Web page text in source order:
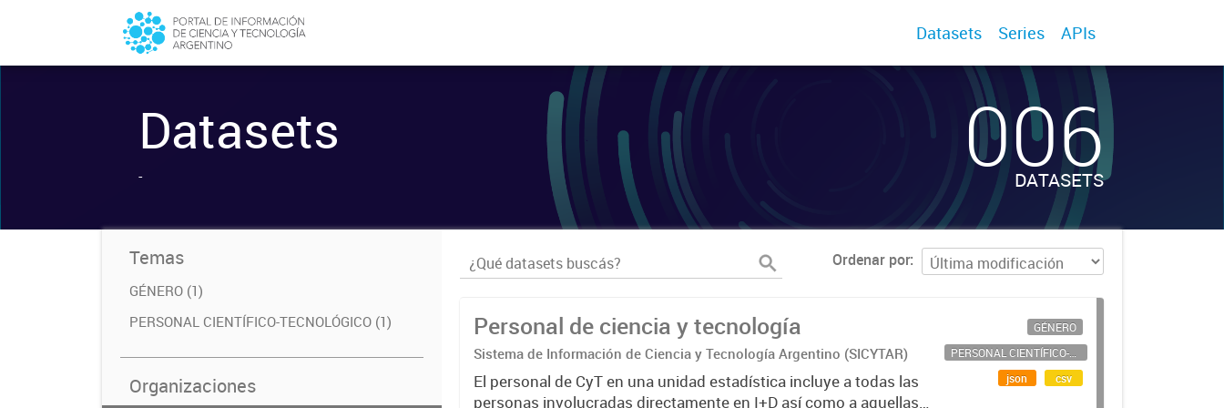
Datasets Series APIs
Datasets
- 006
DATASETS
Temas
GÉNERO (1)
PERSONAL CIENTÍFICO-TECNOLÓGICO (1)
Organizaciones
Ordenar por
Personal de ciencia y tecnología
Sistema de Información de Ciencia y Tecnología Argentino (SICYTAR)
El personal de CyT en una unidad estadística incluye a todas las
personas involucradas directamente en I+D así como a aquellas
GÉNERO
PERSONAL CIENTÍFICO-TECNOLÓGICO
json
csv